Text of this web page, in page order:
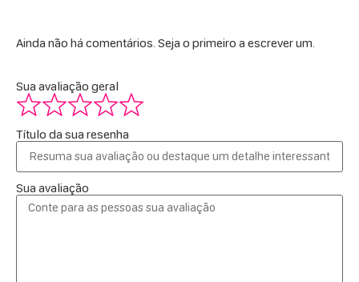
Ainda não há comentários. Seja o primeiro a escrever um.
Sua avaliação geral
Título da sua resenha
Sua avaliação